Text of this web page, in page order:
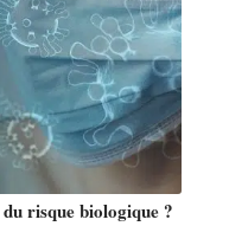
risque biologique ?